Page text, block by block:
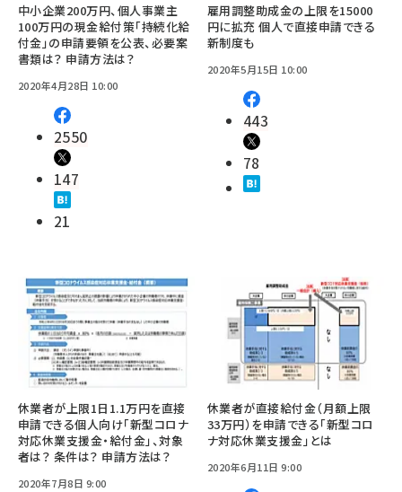
中小企業200万円、個人事業主
100万円の現金給付策「持続化給
付金」の申請要領を公表、必要案
書類は？ 申請方法は？
2020年4月28日 10:00
2550
147
21
雇用調整助成金の上限を15000
円に拡充 個人で直接申請できる
新制度も
2020年5月15日 10:00
443
78
休業者が上限1日1.1万円を直接
申請できる個人向け「新型コロナ
対応休業支援金・給付金」、対象
者は？ 条件は？ 申請方法は？
2020年7月8日 9:00
休業者が直接給付金（月額上限
33万円）を申請できる「新型コロ
ナ対応休業支援金」とは
2020年6月11日 9:00